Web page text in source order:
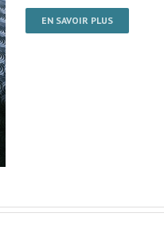
EN SAVOIR PLUS